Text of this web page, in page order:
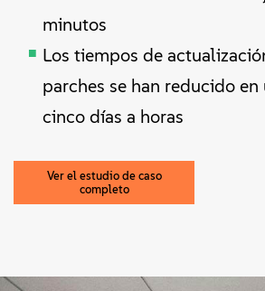
minutos
Los tiempos de
parches se han reducido en
cinco días a horas
Ver el estudio de caso
completo